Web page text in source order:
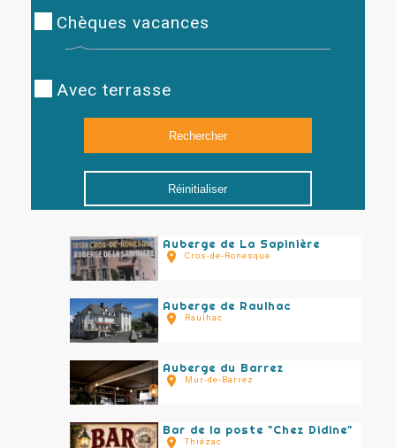
Chèques vacances
Avec terrasse
Réinitialiser
Auberge de La Sapinière
Cros-de-Ronesque
Auberge de Raulhac
Raulhac
Auberge du Barrez
Mur-de-Barrez
Bar de la poste "Chez Didine"
Thiézac